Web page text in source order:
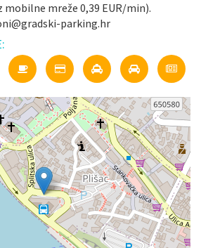
mobilne mreže 0,39 EUR/min).
parking.hr